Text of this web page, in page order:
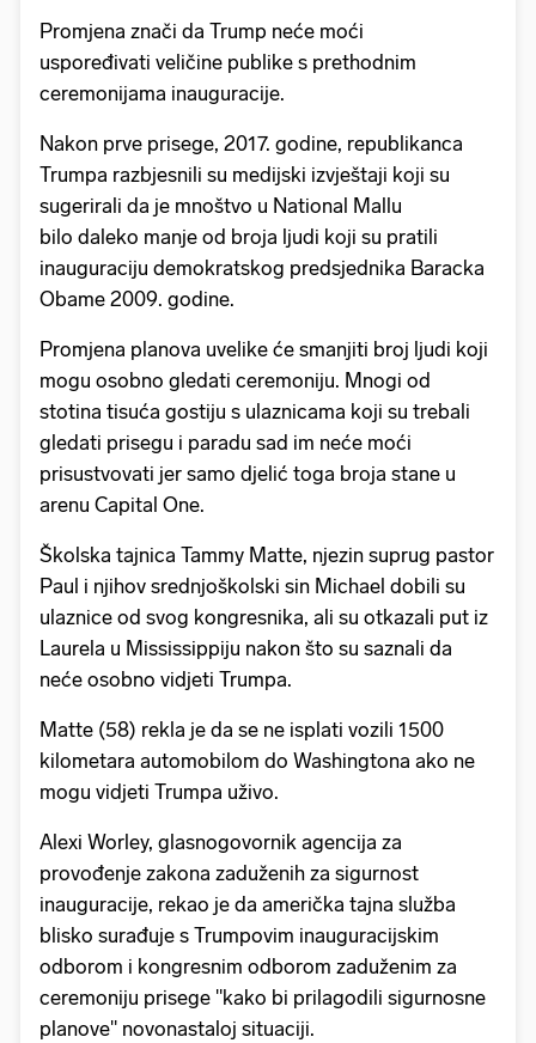
Promjena znači da Trump neće moći
uspoređivati veličine publike s prethodnim
ceremonijama inauguracije.
Nakon prve prisege, 2017. godine, republikanca
Trumpa razbjesnili su medijski izvještaji koji su
sugerirali da je mnoštvo u National Mallu
bilo daleko manje od broja ljudi koji su pratili
inauguraciju demokratskog predsjednika Baracka
Obame 2009. godine.
Promjena planova uvelike će smanjiti broj ljudi koji
mogu osobno gledati ceremoniju. Mnogi od
stotina tisuća gostiju s ulaznicama koji su trebali
gledati prisegu i paradu sad im neće moći
prisustvovati jer samo djelić toga broja stane u
arenu Capital One.
Školska tajnica Tammy Matte, njezin suprug pastor
Paul i njihov srednjoškolski sin Michael dobili su
ulaznice od svog kongresnika, ali su otkazali put iz
Laurela u Mississippiju nakon što su saznali da
neće osobno vidjeti Trumpa.
Matte (58) rekla je da se ne isplati vozili 1500
kilometara automobilom do Washingtona ako ne
mogu vidjeti Trumpa uživo.
Alexi Worley, glasnogovornik agencija za
provođenje zakona zaduženih za sigurnost
inauguracije, rekao je da američka tajna služba
blisko surađuje s Trumpovim inauguracijskim
odborom i kongresnim odborom zaduženim za
ceremoniju prisege "kako bi prilagodili sigurnosne
planove" novonastaloj situaciji.